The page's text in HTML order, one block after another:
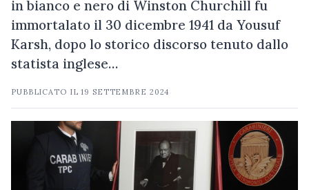
in bianco e nero di Winston Churchill fu
immortalato il 30 dicembre 1941 da Yousuf
Karsh, dopo lo storico discorso tenuto dallo
statista inglese…
PUBBLICATO IL19 SETTEMBRE 2024